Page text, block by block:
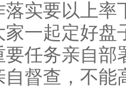
实要以上率
一起定好盘
任务亲自部
自督查，不能